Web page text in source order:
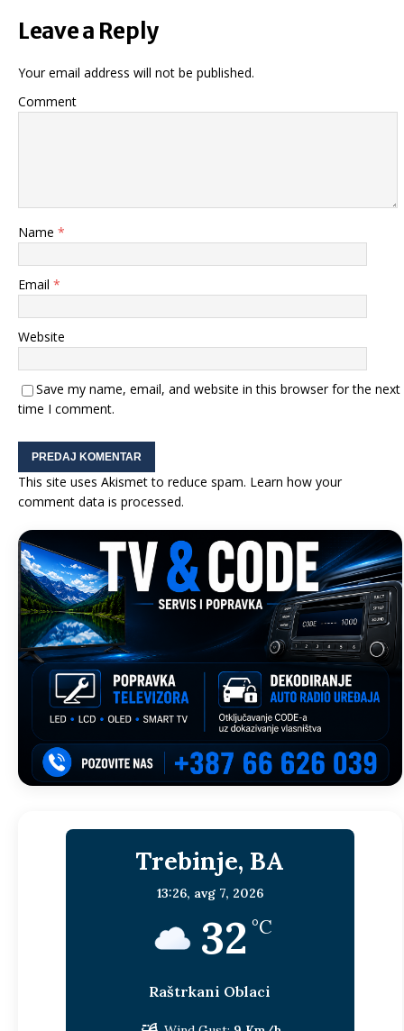
Leave a Reply
Your email address will not be published.
Comment
Name *
Email *
Website
Save my name, email, and website in this browser for the next
time I comment.
This site uses Akismet to reduce spam. Learn how your
comment data is processed.
Trebinje, BA
13:26, avg 7, 2026
32 °C
Raštrkani Oblaci